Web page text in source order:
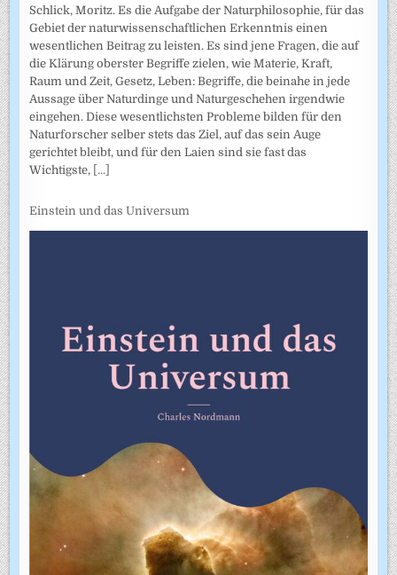
Schlick, Moritz. Es die Aufgabe der Naturphilosophie, für das
Gebiet der naturwissenschaftlichen Erkenntnis einen
wesentlichen Beitrag zu leisten. Es sind jene Fragen, die auf
die Klärung oberster Begriffe zielen, wie Materie, Kraft,
Raum und Zeit, Gesetz, Leben: Begriffe, die beinahe in jede
Aussage über Naturdinge und Naturgeschehen irgendwie
eingehen. Diese wesentlichsten Probleme bilden für den
Naturforscher selber stets das Ziel, auf das sein Auge
gerichtet bleibt, und für den Laien sind sie fast das
Wichtigste, [...]
Einstein und das Universum